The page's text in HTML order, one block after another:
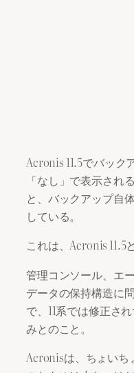
Acronis 11.5でバック
「なし」で表示され
と、バックアップ自
している。
これは、Acronis 11.5
管理コンソール、エ
データの保持構造に
で、11系では修正さ
みとのこと。
Acronisは、ちょいち